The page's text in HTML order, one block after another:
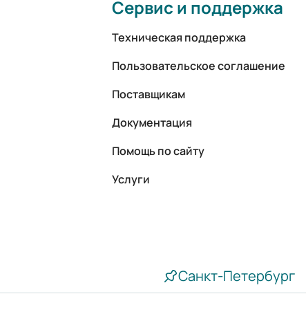
Сервис и поддержка
Техническая поддержка
Пользовательское соглашение
Поставщикам
Документация
Помощь по сайту
Услуги
Санкт-Петербург